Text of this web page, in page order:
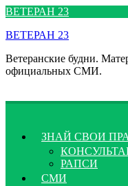
Перейти
содержимому
ВЕТЕРАН 23
ВЕТЕРАН 23
Ветеранские будни.
официальных СМИ.
ЗНАЙ СВОИ
РАПСИ
СМИ